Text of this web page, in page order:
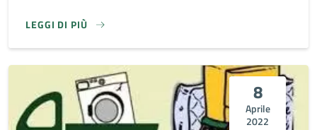
LEGGI DI PIÙ
8
Aprile
2022